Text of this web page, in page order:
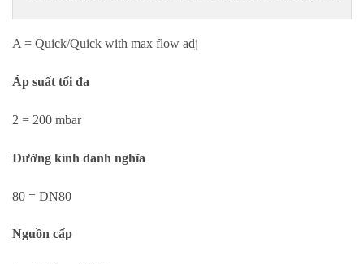
A = Quick/Quick with max flow adj
Áp suất tối đa
2 = 200 mbar
Đường kính danh nghĩa
80 = DN80
Nguồn cấp